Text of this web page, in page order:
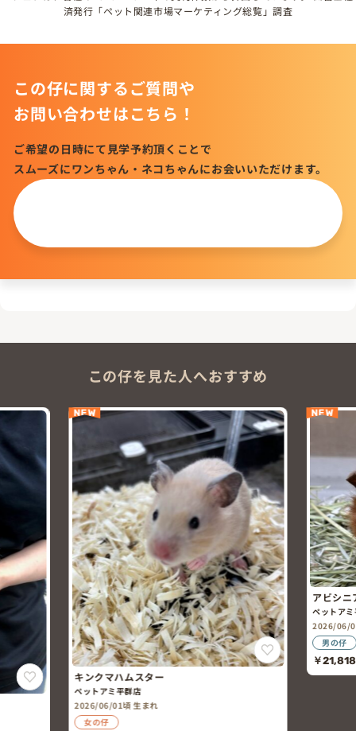
済発行「ペット関連市場マーケティング総覧」調査
この仔に関するご質問や
お問い合わせはこちら！
ご希望の日時にて見学予約頂くことで
スムーズにワンちゃん・ネコちゃんにお会いいただけます。
この仔を見た人へおすすめ
NEW
キンクマハムスター
ペットアミ平群店
2026/06/01頃 生まれ
NEW
アビシニアンモルモ
ペットアミ平群店
2026/06/01頃 生まれ
男の仔
￥21,818
(税込￥